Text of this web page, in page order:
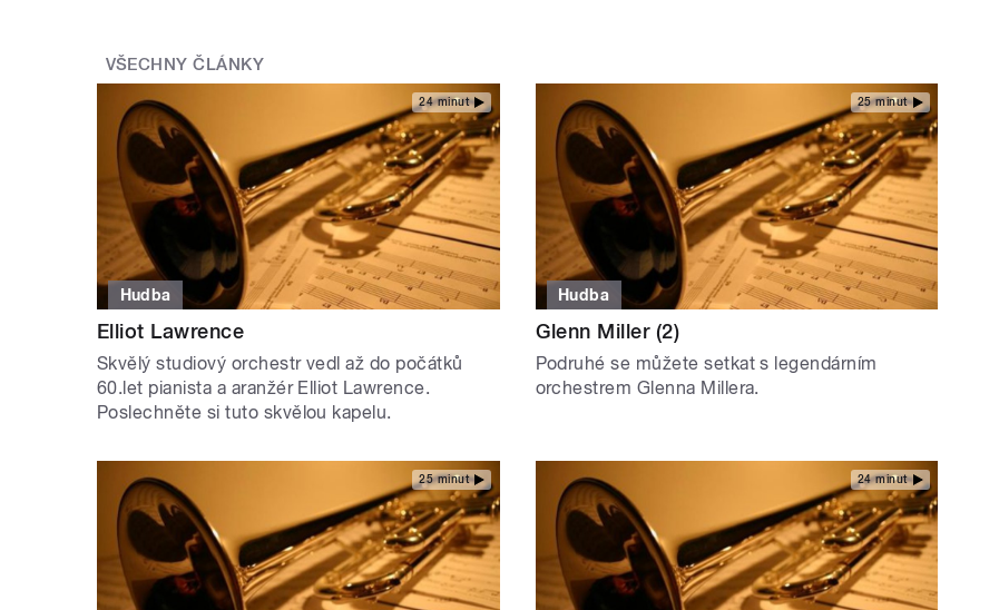
VŠECHNY ČLÁNKY
24 minut
Hudba
Elliot Lawrence
Skvělý studiový orchestr vedl až do počátků
60.let pianista a aranžér Elliot Lawrence.
Poslechněte si tuto skvělou kapelu.
25 minut
Hudba
Glenn Miller (2)
Podruhé se můžete setkat s legendárním
orchestrem Glenna Millera.
25 minut 24 minut